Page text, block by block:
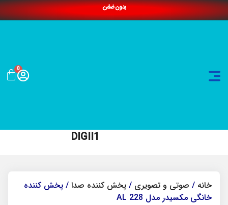
بدون ضامن
0
DIGII1
خانه / صوتی و تصویری / پخش کننده صدا / پخش کننده
خانگی مکسیدر مدل AL 228